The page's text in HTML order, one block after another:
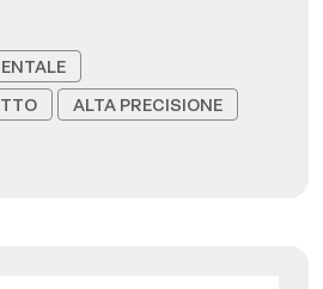
ALTA PRECISIONE